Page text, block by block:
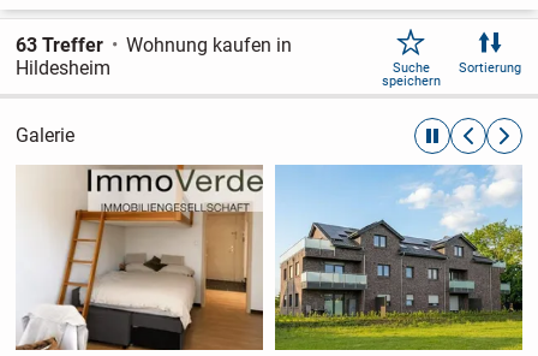
63 Treffer
Wohnung kaufen in
Hildesheim
Suche
speichern
Sortierung
Galerie automatische